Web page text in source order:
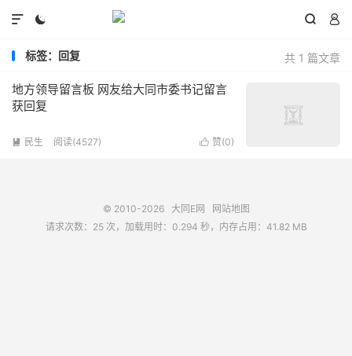
  

共 1 篇文章
标签：回复
地方领导留言板 网友给大同市委书记留言
获回复
 赞(0)
 民生 阅读(4527)
© 2010-2026 大同E网
网站地图
请求次数：25 次，加载用时：0.294 秒，内存占用：41.82 MB